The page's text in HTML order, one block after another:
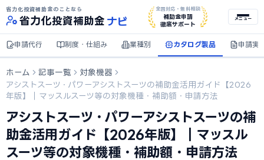
省力化投資補助金のことなら
省力化投資補助金 ナビ
全国対応・無料相談
補助金申請
徹底サポート
メニュー
申請代行 制度・仕組み 業種別 カタログ製品 申請実
ホーム 記事一覧
対象機器
アシストスーツ・パワーアシストスーツの補助金活用ガイド【2026
年版】｜マッスルスーツ等の対象機種・補助額・申請方法
アシストスーツ・パワーアシストスーツの補
助金活用ガイド【2026年版】｜マッスル
スーツ等の対象機種・補助額・申請方法